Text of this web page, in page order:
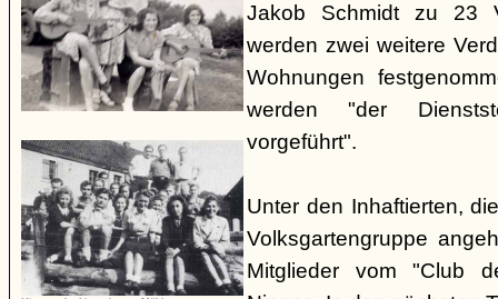
Jakob Schmidt zu 23
werden zwei weitere
Wohnungen
werden "der
vorgeführt".
Unter den Inhaftierten,
Volksgartengruppe
Mitglieder vom "Club